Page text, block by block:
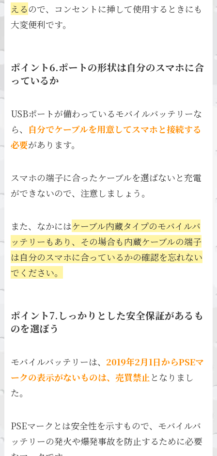
えるので、コンセントに挿して使用するときにも
大変便利です。
ポイント6.ポートの形状は自分のスマホに合
っているか
USBポートが備わっているモバイルバッテリーな
ら、
自分でケーブルを用意してスマホと接続する
必要があります。
スマホの端子に合ったケーブルを選ばないと充電
ができないので、注意しましょう。
また、なかにはケーブル内蔵タイプのモバイルバ
ッテリーもあり、その場合も内蔵ケーブルの端子
は自分のスマホに合っているかの確認を忘れない
でください。
ポイント7.しっかりとした安全保証があるも
のを選ぼう
モバイルバッテリーは、 2019年2月1日からPSEマ
ークの表示がないものは、売買禁止 となりまし
た。
PSEマークとは安全性を示すもので、モバイルバ
ッテリーの発火や爆発事故を防止するために必要